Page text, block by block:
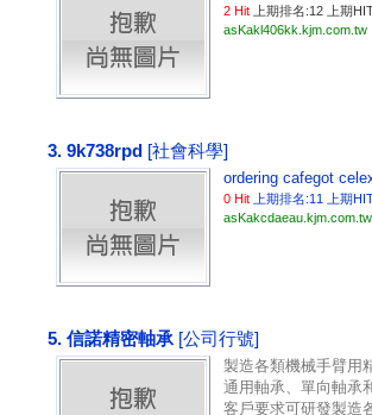
2 Hit 上期排名:12 上期
asKakl406kk.kjm.com.tw
3. 9k738rpd [社會科學]
ordering cafegot
0 Hit 上期排名:11 上期
asKakcdaeau.kjm.com.tw
5. 信諾精密軸承 [公司行號]
製造各類機械手臂用
通用軸承、單向軸承
客戶要求可研發製造